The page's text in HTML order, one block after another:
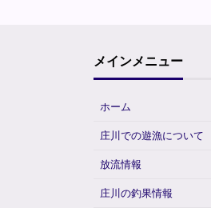
メインメニュー
ホーム
庄川での遊漁について
放流情報
庄川の釣果情報